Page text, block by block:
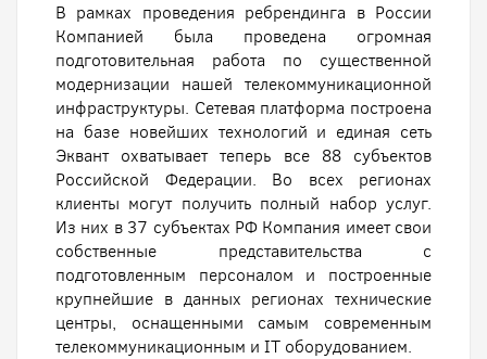
В рамках проведения ребрендинга в России
Компанией была проведена огромная
подготовительная работа по существенной
модернизации нашей телекоммуникационной
инфраструктуры. Сетевая платформа построена
на базе новейших технологий и единая сеть
Эквант охватывает теперь все 88 субъектов
Российской Федерации. Во всех регионах
клиенты могут получить полный набор услуг.
Из них в 37 субъектах РФ Компания имеет свои
собственные представительства с
подготовленным персоналом и построенные
крупнейшие в данных регионах технические
центры, оснащенными самым современным
телекоммуникационным и IT оборудованием.